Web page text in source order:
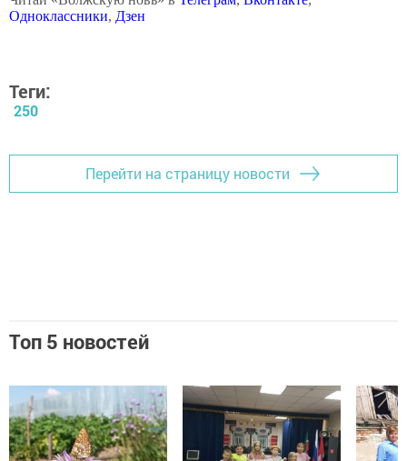
Одноклассники, Дзен
Теги:
250
Перейти на страницу новости
Топ 5 новостей